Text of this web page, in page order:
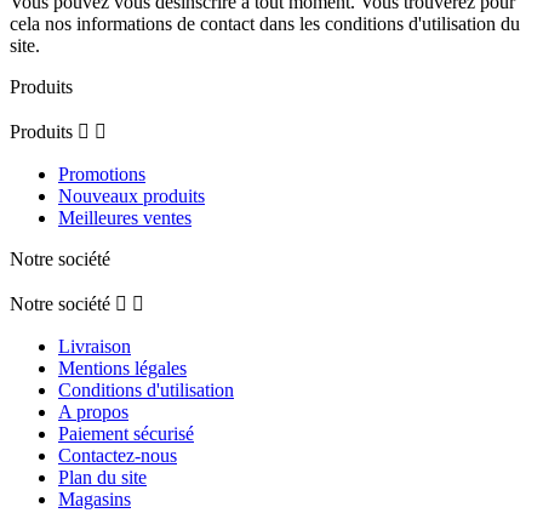
cela nos informations de contact dans les conditions d'utilisation du
site.
Produits
Produits  
Promotions
Nouveaux produits
Meilleures ventes
Notre société
Notre société  
Livraison
Mentions légales
Conditions d'utilisation
A propos
Paiement sécurisé
Contactez-nous
Plan du site
Magasins